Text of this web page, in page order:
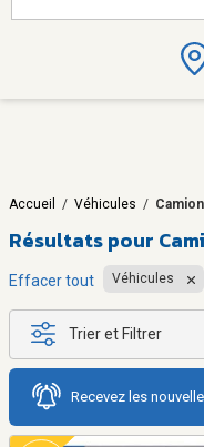
Accueil / Véhicules /
Résultats pour
Effacer tout Véhicules
Trier et Filtrer
Recevez les